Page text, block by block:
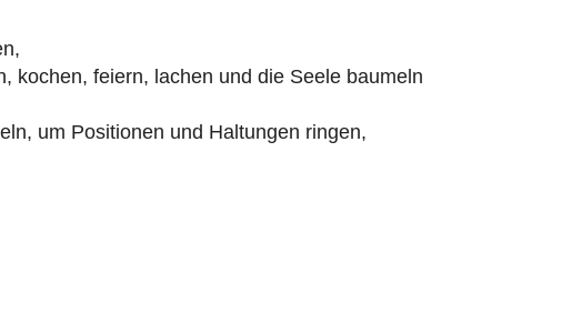
kochen, feiern, lachen und die Seele baumeln
um Positionen und Haltungen ringen,